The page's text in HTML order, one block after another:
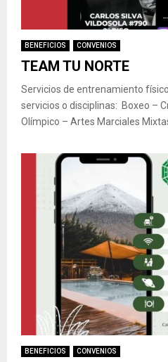
BENEFICIOS CONVENIOS
TEAM TU NORTE
Servicios de entrenamiento
servicios o disciplinas: Boxeo –
Olímpico – Artes Marciales
BENEFICIOS CONVENIOS